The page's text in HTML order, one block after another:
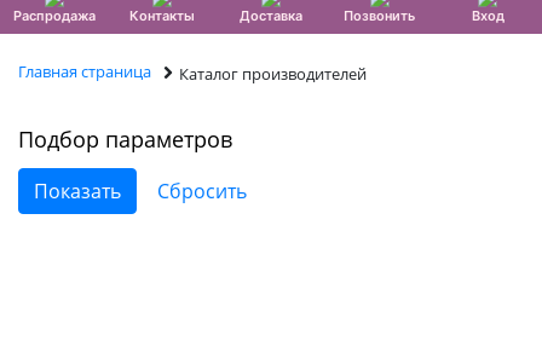
Распродажа Контакты Доставка Позвонить Вход
Главная страница Каталог производителей
Подбор параметров